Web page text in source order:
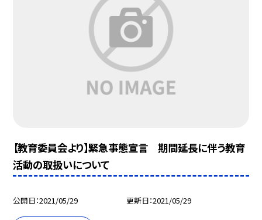
【教育委員会より】緊急事態宣言 期間延長に伴う教育
活動の取扱いについて
公開日 2021/05/29 更新日 2021/05/29